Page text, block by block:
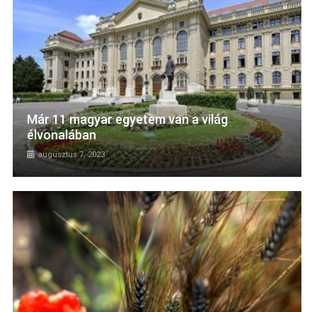
Már 11 magyar egyetem van a világ
élvonalában
augusztus 7, 2023